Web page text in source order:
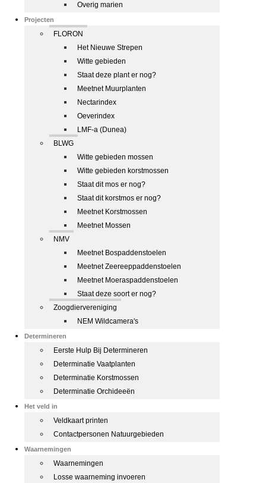
Overig marien
Projecten
FLORON
Het Nieuwe Strepen
Witte gebieden
Staat deze plant er nog?
Meetnet Muurplanten
Nectarindex
Oeverindex
LMF-a (Dunea)
BLWG
Witte gebieden mossen
Witte gebieden korstmossen
Staat dit mos er nog?
Staat dit korstmos er nog?
Meetnet Korstmossen
Meetnet Mossen
NMV
Meetnet Bospaddenstoelen
Meetnet Zeereeppaddenstoelen
Meetnet Moeraspaddenstoelen
Staat deze soort er nog?
Zoogdiervereniging
NEM Wildcamera's
Determineren
Eerste Hulp Bij Determineren
Determinatie Vaatplanten
Determinatie Korstmossen
Determinatie Orchideeën
Het veld in
Veldkaart printen
Contactpersonen Natuurgebieden
Waarnemingen
Waarnemingen
Losse waarneming invoeren